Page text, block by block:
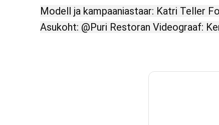
Modell ja kampaaniastaar: Katri Teller
Asukoht: @Puri Restoran Videograaf: